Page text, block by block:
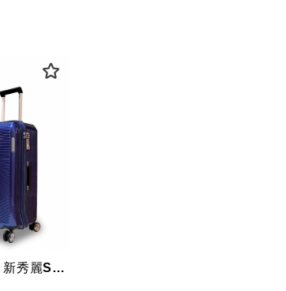
彈力靜音避震輪 20吋 新秀麗Samsonite 輕量 TSA內嵌式海關鎖 PC...